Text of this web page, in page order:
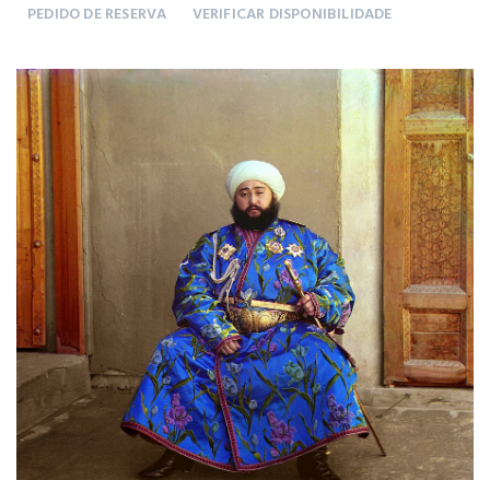
PEDIDO DE RESERVA
VERIFICAR DISPONIBILIDADE